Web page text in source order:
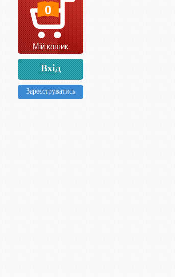
0
Мій кошик
Вхід
Зареєструватись